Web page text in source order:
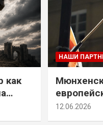
как
НАШИ
снова
12.06.2026